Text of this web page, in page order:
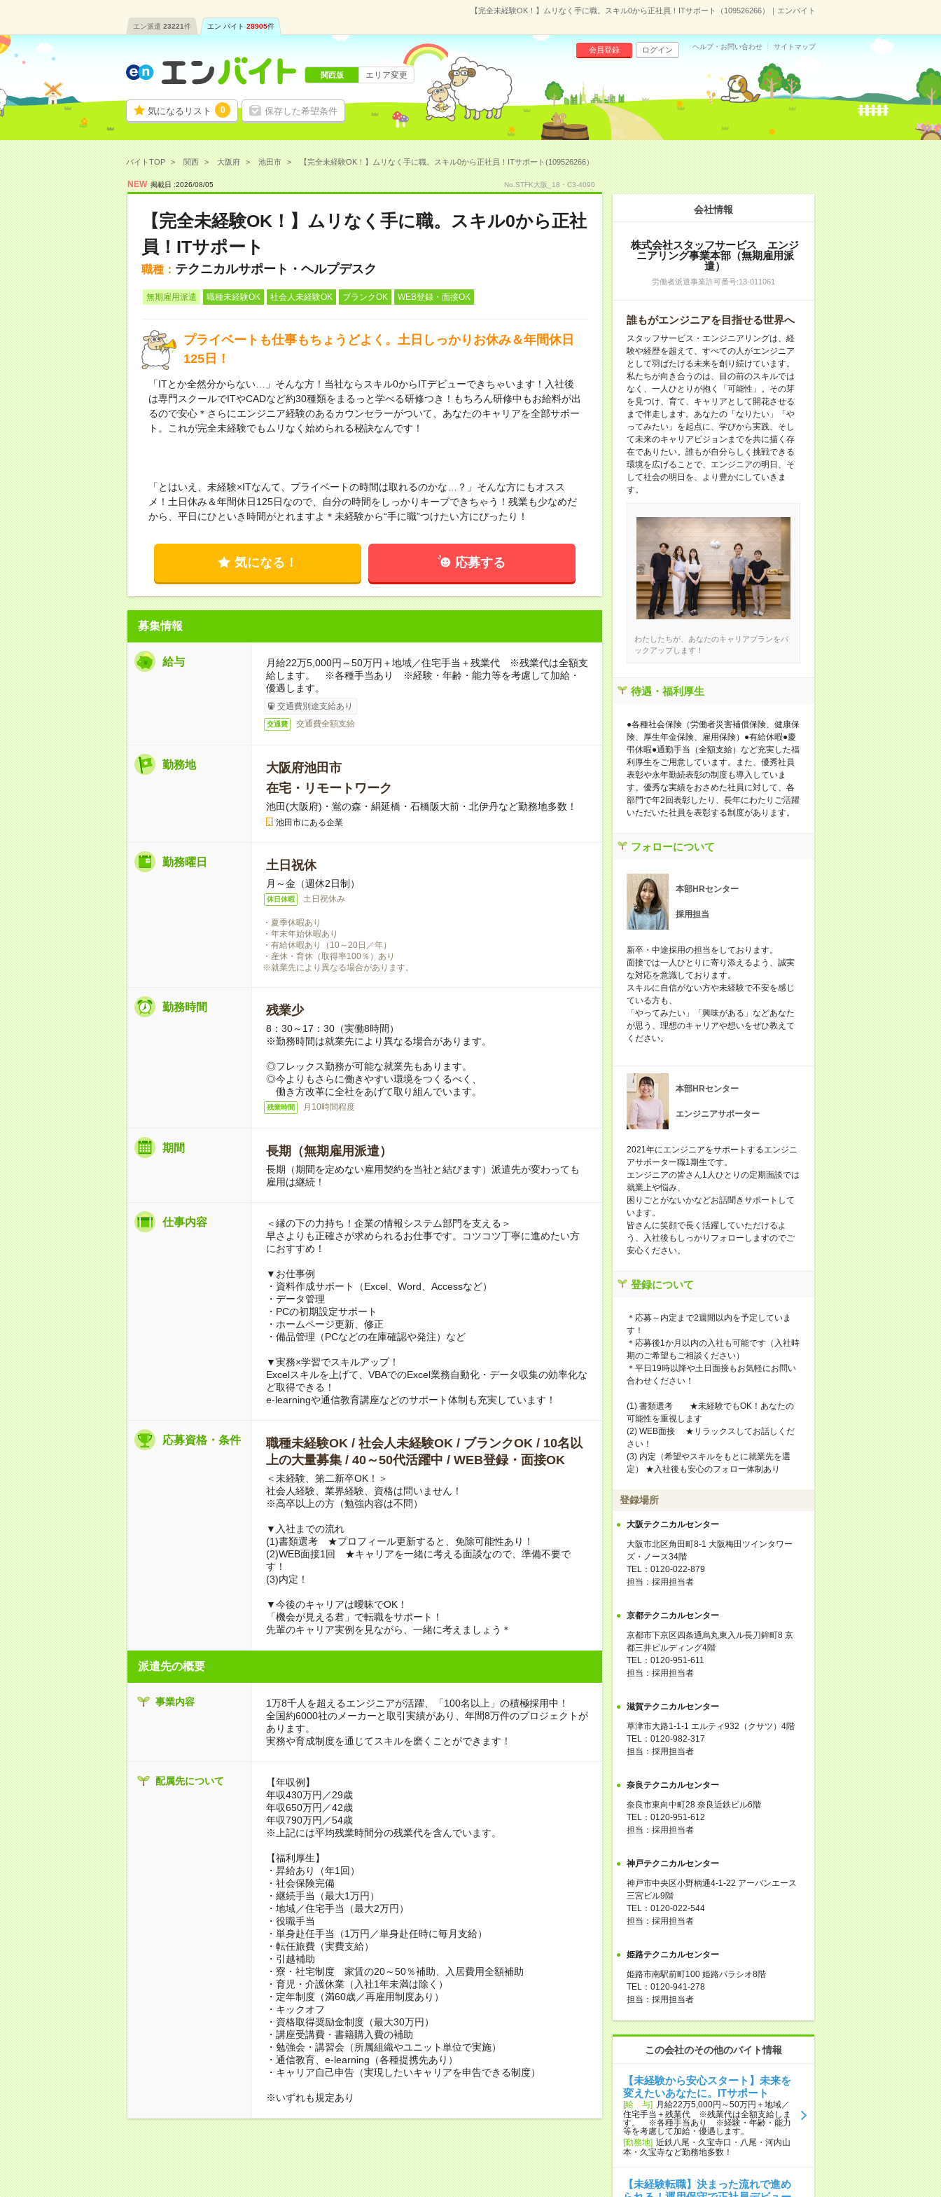
【完全未経験OK！】ムリなく手に職。スキル0から正社員！ITサポート（109526266）｜エンバイト
エン派遣 23221件 エン バイト 28905件
気になるリスト 0 保存した希望条件
会員登録 ログイン ヘルプ・お問い合わせ サイトマップ
関西版 エリア変更
バイトTOP 関西 大阪府 池田市 【完全未経験OK！】ムリなく手に職。スキル0から正社員！ITサポート(109526266）
NEW 掲載日 :2026/08/05 No.STFK大阪_18・C3-4090
【完全未経験OK！】ムリなく手に職。スキル0から正社
員！ITサポート
職種： テクニカルサポート・ヘルプデスク
無期雇用派遣 職種未経験OK 社会人未経験OK ブランクOK WEB登録・面接OK
プライベートも仕事もちょうどよく。土日しっかりお休み＆年間休日
125日！
「ITとか全然分からない…」そんな方！当社ならスキル0からITデビューできちゃいます！入社後
は専門スクールでITやCADなど約30種類をまるっと学べる研修つき！もちろん研修中もお給料が出
るので安心＊さらにエンジニア経験のあるカウンセラーがついて、あなたのキャリアを全部サポー
ト。これが完全未経験でもムリなく始められる秘訣なんです！
「とはいえ、未経験×ITなんて、プライベートの時間は取れるのかな…？」そんな方にもオスス
メ！土日休み＆年間休日125日なので、自分の時間をしっかりキープできちゃう！残業も少なめだ
から、平日にひといき時間がとれますよ＊未経験から“手に職”つけたい方にぴったり！
気になる！ 応募する
募集情報
給与
月給22万5,000円～50万円＋地域／住宅手当＋残業代 ※残業代は全額支
給します。 ※各種手当あり ※経験・年齢・能力等を考慮して加給・
優遇します。
交通費別途支給あり
交通費 交通費全額支給
勤務地
大阪府池田市
在宅・リモートワーク
池田(大阪府)・鴬の森・絹延橋・石橋阪大前・北伊丹など勤務地多数！
池田市にある企業
勤務曜日 土日祝休
月～金（週休2日制）
休日休暇 土日祝休み
・夏季休暇あり
・年末年始休暇あり
・有給休暇あり（10～20日／年）
・産休・育休（取得率100％）あり
※就業先により異なる場合があります。
勤務時間 残業少
8：30～17：30（実働8時間）
※勤務時間は就業先により異なる場合があります。
◎フレックス勤務が可能な就業先もあります。
◎今よりもさらに働きやすい環境をつくるべく、
働き方改革に全社をあげて取り組んでいます。
残業時間 月10時間程度
期間 長期（無期雇用派遣）
長期（期間を定めない雇用契約を当社と結びます）派遣先が変わっても
雇用は継続！
仕事内容
＜縁の下の力持ち！企業の情報システム部門を支える＞
早さよりも正確さが求められるお仕事です。コツコツ丁寧に進めたい方
におすすめ！
▼お仕事例
・資料作成サポート（Excel、Word、Accessなど）
・データ管理
・PCの初期設定サポート
・ホームページ更新、修正
・備品管理（PCなどの在庫確認や発注）など
▼実務×学習でスキルアップ！
Excelスキルを上げて、VBAでのExcel業務自動化・データ収集の効率化な
ど取得できる！
e-learningや通信教育講座などのサポート体制も充実しています！
応募資格・条件
職種未経験OK / 社会人未経験OK / ブランクOK / 10名以
上の大量募集 / 40～50代活躍中 / WEB登録・面接OK
＜未経験、第二新卒OK！＞
社会人経験、業界経験、資格は問いません！
※高卒以上の方（勉強内容は不問）
▼入社までの流れ
(1)書類選考 ★プロフィール更新すると、免除可能性あり！
(2)WEB面接1回 ★キャリアを一緒に考える面談なので、準備不要で
す！
(3)内定！
▼今後のキャリアは曖昧でOK！
「機会が見える君」で転職をサポート！
先輩のキャリア実例を見ながら、一緒に考えましょう＊
派遣先の概要
事業内容
1万8千人を超えるエンジニアが活躍、「100名以上」の積極採用中！
全国約6000社のメーカーと取引実績があり、年間8万件のプロジェクトが
あります。
実務や育成制度を通じてスキルを磨くことができます！
配属先について
【年収例】
年収430万円／29歳
年収650万円／42歳
年収790万円／54歳
※上記には平均残業時間分の残業代を含んでいます。
【福利厚生】
・昇給あり（年1回）
・社会保険完備
・継続手当（最大1万円）
・地域／住宅手当（最大2万円）
・役職手当
・単身赴任手当（1万円／単身赴任時に毎月支給）
・転任旅費（実費支給）
・引越補助
・寮・社宅制度 家賃の20～50％補助、入居費用全額補助
・育児・介護休業（入社1年未満は除く）
・定年制度（満60歳／再雇用制度あり）
・キックオフ
・資格取得奨励金制度（最大30万円）
・講座受講費・書籍購入費の補助
・勉強会・講習会（所属組織やユニット単位で実施）
・通信教育、e-learning（各種提携先あり）
・キャリア自己申告（実現したいキャリアを申告できる制度）
※いずれも規定あり
会社情報
株式会社スタッフサービス エンジ
ニアリング事業本部（無期雇用派
遣）
労働者派遣事業許可番号:13-011061
誰もがエンジニアを目指せる世界へ
スタッフサービス・エンジニアリングは、経
験や経歴を超えて、すべての人がエンジニア
として羽ばたける未来を創り続けています。
私たちが向き合うのは、目の前のスキルでは
なく、一人ひとりが抱く「可能性」。その芽
を見つけ、育て、キャリアとして開花させる
まで伴走します。あなたの「なりたい」「や
ってみたい」を起点に、学びから実践、そし
て未来のキャリアビジョンまでを共に描く存
在でありたい。誰もが自分らしく挑戦できる
環境を広げることで、エンジニアの明日、そ
して社会の明日を、より豊かにしていきま
す。
わたしたちが、あなたのキャリアプランをバ
ックアップします！
待遇・福利厚生
●各種社会保険（労働者災害補償保険、健康保
険、厚生年金保険、雇用保険）●有給休暇●慶
弔休暇●通勤手当（全額支給）など充実した福
利厚生をご用意しています。また、優秀社員
表彰や永年勤続表彰の制度も導入していま
す。優秀な実績をおさめた社員に対して、各
部門で年2回表彰したり、長年にわたりご活躍
いただいた社員を表彰する制度があります。
フォローについて
本部HRセンター
採用担当
新卒・中途採用の担当をしております。
面接では一人ひとりに寄り添えるよう、誠実
な対応を意識しております。
スキルに自信がない方や未経験で不安を感じ
ている方も、
「やってみたい」「興味がある」などあなた
が思う、理想のキャリアや想いをぜひ教えて
ください。
本部HRセンター
エンジニアサポーター
2021年にエンジニアをサポートするエンジニ
アサポーター職1期生です。
エンジニアの皆さん1人ひとりの定期面談では
就業上や悩み、
困りごとがないかなどお話聞きサポートして
います。
皆さんに笑顔で長く活躍していただけるよ
う、入社後もしっかりフォローしますのでご
安心ください。
登録について
＊応募～内定まで2週間以内を予定していま
す！
＊応募後1か月以内の入社も可能です（入社時
期のご希望もご相談ください）
＊平日19時以降や土日面接もお気軽にお問い
合わせください！
(1) 書類選考 ★未経験でもOK！あなたの
可能性を重視します
(2) WEB面接 ★リラックスしてお話しくだ
さい！
(3) 内定（希望やスキルをもとに就業先を選
定） ★入社後も安心のフォロー体制あり
登録場所
大阪テクニカルセンター
大阪市北区角田町8-1 大阪梅田ツインタワー
ズ・ノース34階
TEL：0120-022-879
担当：採用担当者
京都テクニカルセンター
京都市下京区四条通烏丸東入ル長刀鉾町8 京
都三井ビルディング4階
TEL：0120-951-611
担当：採用担当者
滋賀テクニカルセンター
草津市大路1-1-1 エルティ932（クサツ）4階
TEL：0120-982-317
担当：採用担当者
奈良テクニカルセンター
奈良市東向中町28 奈良近鉄ビル6階
TEL：0120-951-612
担当：採用担当者
神戸テクニカルセンター
神戸市中央区小野柄通4-1-22 アーバンエース
三宮ビル9階
TEL：0120-022-544
担当：採用担当者
姫路テクニカルセンター
姫路市南駅前町100 姫路パラシオ8階
TEL：0120-941-278
担当：採用担当者
この会社のその他のバイト情報
【未経験から安心スタート】未来を
変えたいあなたに。ITサポート
[給 与] 月給22万5,000円～50万円＋地域／
住宅手当＋残業代 ※残業代は全額支給しま
す。 ※各種手当あり ※経験・年齢・能力
等を考慮して加給・優遇します。
[勤務地] 近鉄八尾・久宝寺口・八尾・河内山
本・久宝寺など勤務地多数！
【未経験転職】決まった流れで進め